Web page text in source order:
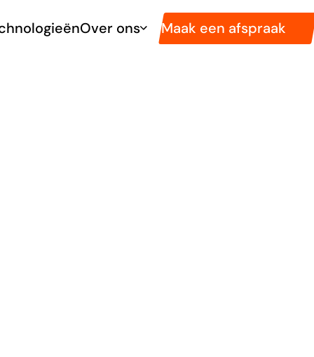
Over ons Maak een afspraak